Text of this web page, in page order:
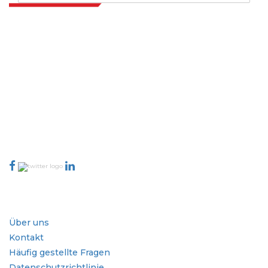
Über uns
Kontakt
Häufig gestellte Fragen